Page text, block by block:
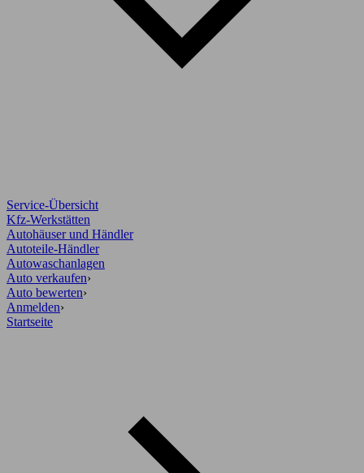
Service-Übersicht
Kfz-Werkstätten
Autohäuser und Händler
Autoteile-Händler
Autowaschanlagen
Auto verkaufen›
Auto bewerten›
Anmelden›
Startseite